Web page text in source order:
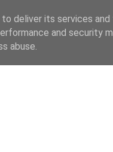
deliver its services
and security
abuse.